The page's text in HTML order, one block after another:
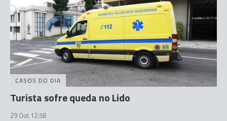
CASOS DO DIA
Turista sofre queda no Lido
29 Out 12:58